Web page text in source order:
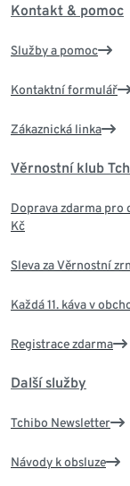
Kontakt & pomoc
Služby a pomoc
Kontaktní formulář
Zákaznická linka
Věrnostní klub
Doprava zdarma
Kč
Sleva za Věrnostní
Každá 11. káva v
Registrace zdarma
Další služby
Tchibo Newsletter
Návody k obsluze